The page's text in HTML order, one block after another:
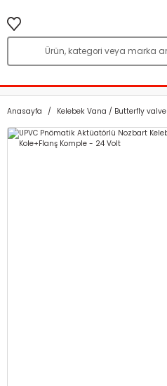
Anasayfa Kelebek Vana / Butterfly valve